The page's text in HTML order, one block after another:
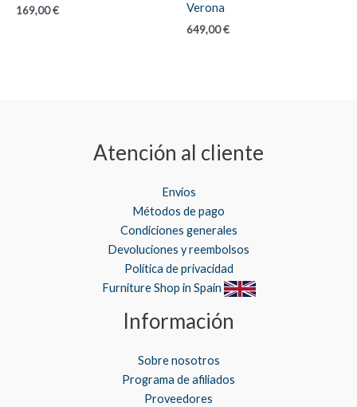
169,00€
Verona
649,00€
Atención al cliente
Envíos
Métodos de pago
Condiciones generales
Devoluciones y reembolsos
Política de privacidad
Furniture Shop in Spain
Información
Sobre nosotros
Programa de afiliados
Proveedores